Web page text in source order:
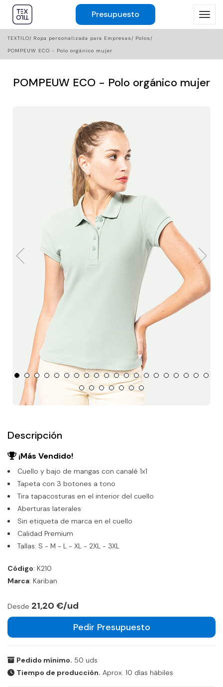
Presupuesto
TEXTILO Ropa personalizada para Empresas
Polos
POMPEUW ECO - Polo orgánico mujer
POMPEUW ECO - Polo orgánico mujer
Descripción
¡Más Vendido!
Cuello y bajo de mangas con canalé 1x1
Tapeta con 3 botones a tono
Tira tapacosturas en el interior del cuello
Aberturas laterales
Sin etiqueta de marca en el cuello
Calidad Premium
Tallas: S - M - L - XL - 2XL - 3XL
Código: K210
Marca: Kariban
Desde 21,20 €/ud
Pedir Presupuesto
Pedido mínimo. 50 uds
Tiempo de producción. Aprox. 10 días hábiles